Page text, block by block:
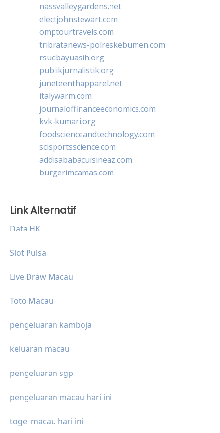
nassvalleygardens.net
electjohnstewart.com
omptourtravels.com
tribratanews-polreskebumen.com
rsudbayuasih.org
publikjurnalistik.org
juneteenthapparel.net
italywarm.com
journaloffinanceeconomics.com
kvk-kumari.org
foodscienceandtechnology.com
scisportsscience.com
addisababacuisineaz.com
burgerimcamas.com
Link Alternatif
Data HK
Slot Pulsa
Live Draw Macau
Toto Macau
pengeluaran kamboja
keluaran macau
pengeluaran sgp
pengeluaran macau hari ini
togel macau hari ini